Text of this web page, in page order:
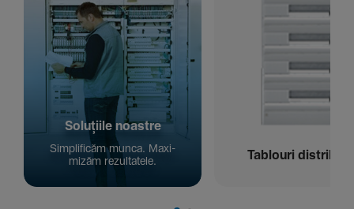
Solu­țiile noastre
Simpli­ficăm munca. Maxi­
mizăm rezul­ta­tele.
Tablouri